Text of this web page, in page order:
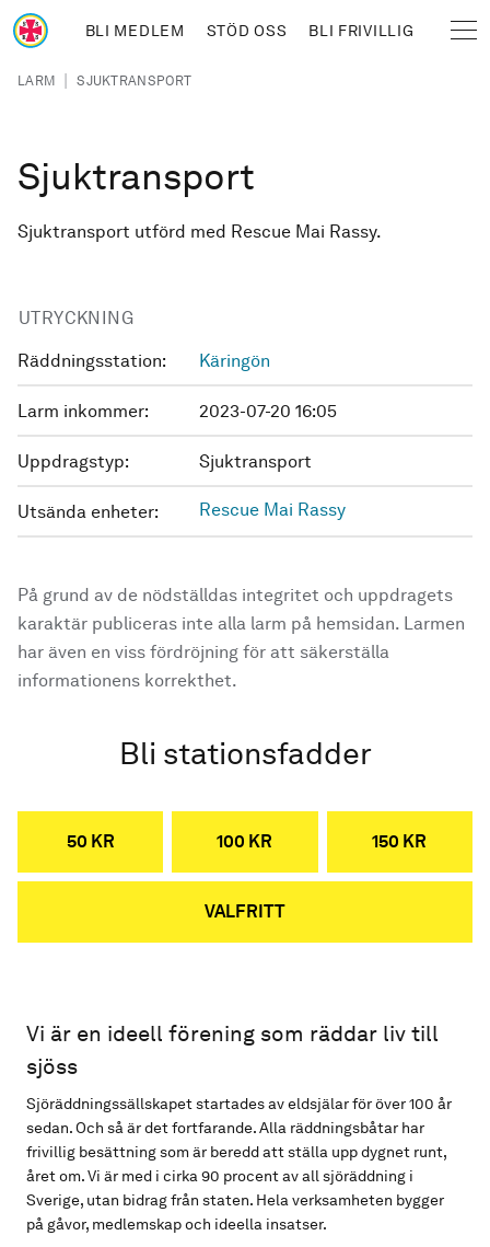
Hoppa till huvudinnehåll
BLI MEDLEM STÖD OSS BLI FRIVILLIG
Länkstig
LARM | SJUKTRANSPORT
Sjuktransport
Sjuktransport utförd med Rescue Mai Rassy.
UTRYCKNING
Räddningsstation: Käringön
Larm inkommer: 2023-07-20 16:05
Uppdragstyp: Sjuktransport
Utsända enheter: Rescue Mai Rassy
På grund av de nödställdas integritet och uppdragets
karaktär publiceras inte alla larm på hemsidan. Larmen
har även en viss fördröjning för att säkerställa
informationens korrekthet.
Bli stationsfadder
50 KR 100 KR 150 KR
VALFRITT
Vi är en ideell förening som räddar liv till
sjöss
Sjöräddningssällskapet startades av eldsjälar för över 100 år
sedan. Och så är det fortfarande. Alla räddningsbåtar har
frivillig besättning som är beredd att ställa upp dygnet runt,
året om. Vi är med i cirka 90 procent av all sjöräddning i
Sverige, utan bidrag från staten. Hela verksamheten bygger
på gåvor, medlemskap och ideella insatser.